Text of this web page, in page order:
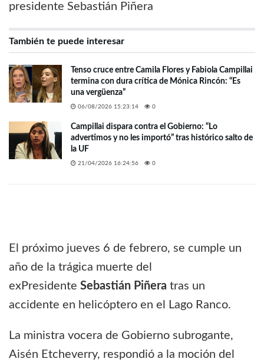
También te puede interesar
Tenso cruce entre Camila Flores y Fabiola Campillai
termina con dura crítica de Mónica Rincón: “Es
una vergüenza”
06/08/2026 15:23:14 0
Campillai dispara contra el Gobierno: “Lo
advertimos y no les importó” tras histórico salto de
la UF
21/04/2026 16:24:56 0
El próximo jueves 6 de febrero, se cumple un
año de la trágica muerte del
exPresidente Sebastián Piñera tras un
accidente en helicóptero en el Lago Ranco.
La ministra vocera de Gobierno subrogante,
Aisén Etcheverry, respondió a la moción del